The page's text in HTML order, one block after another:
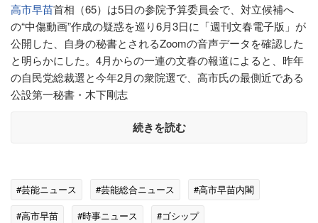
高市早苗首相（65）は5日の参院予算委員会で、対立候補へ
の“中傷動画”作成の疑惑を巡り6月3日に「週刊文春電子版」が
公開した、自身の秘書とされるZoomの音声データを確認した
と明らかにした。4月からの一連の文春の報道によると、昨年
の自民党総裁選と今年2月の衆院選で、高市氏の最側近である
公設第一秘書・木下剛志
続きを読む
#芸能ニュース #芸能総合ニュース
#高市早苗内閣
#高市早苗
#時事ニュース #ゴシップ